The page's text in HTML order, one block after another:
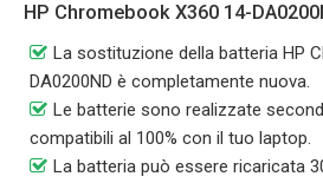
HP Chromebook X360 14-
La sostituzione della batteria HP
DA0200ND è completamente nuova.
Le batterie sono realizzate
compatibili al 100% con il tuo laptop.
La batteria può essere ricaricata